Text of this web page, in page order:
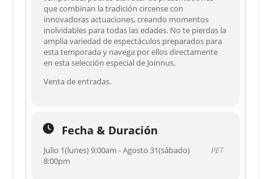
que combinan la tradición circense con
innovadoras actuaciones, creando momentos
inolvidables para todas las edades. No te pierdas la
amplia variedad de espectáculos preparados para
esta temporada y navega por ellos directamente
en esta selección especial de Joinnus.
Venta de entradas.
Fecha & Duración
Julio 1(lunes) 9:00am - Agosto 31(sábado)
8:00pm
PET